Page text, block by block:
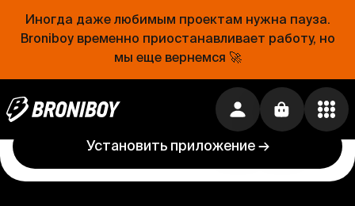
Иногда даже любимым проектам нужна пауза.
Broniboy временно приостанавливает работу, но
мы еще вернемся 🚀
Проще, чем открыть холодильник
Broniboy и закажи еду из любимого ресторана
прямо сейчас!
Установить приложение →